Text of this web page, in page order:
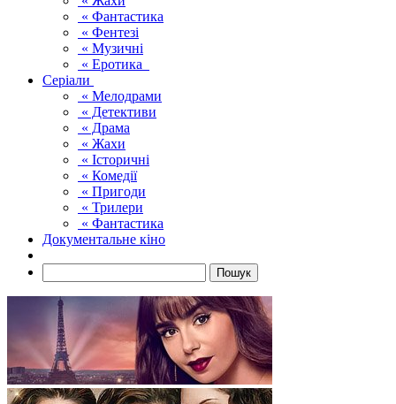
« Фантастика
« Фентезі
« Музичні
« Еротика
Серіали
« Мелодрами
« Детективи
« Драма
« Жахи
« Історичні
« Комедії
« Пригоди
« Трилери
« Фантастика
Документальне кіно
Пошук